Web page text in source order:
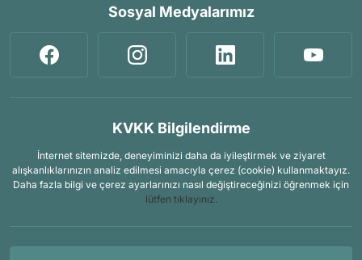
Sosyal Medyalarımız
KVKK Bilgilendirme
İnternet sitemizde, deneyiminizi daha da iyileştirmek ve ziyaret
alışkanlıklarınızın analiz edilmesi amacıyla çerez (cookie) kullanmaktayız.
Daha fazla bilgi ve çerez ayarlarınızı nasıl değiştireceğinizi öğrenmek için
lütfen tıklayınız.